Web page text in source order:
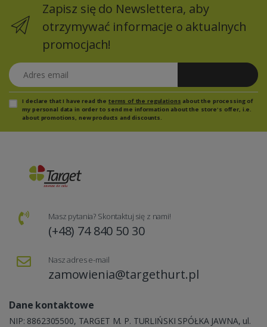
Zapisz się do Newslettera, aby
otrzymywać informacje o aktualnych
promocjach!
Adres email
I declare that I have read the terms of the regulations about the processing of
my personal data in order to send me information about the store's offer, i.e.
about promotions, new products and discounts.
Masz pytania? Skontaktuj się z nami!
(+48) 74 840 50 30
Nasz adres e-mail
zamowienia@targethurt.pl
Dane kontaktowe
NIP: 8862305500, TARGET M. P. TURLIŃSKI SPÓŁKA JAWNA, ul.